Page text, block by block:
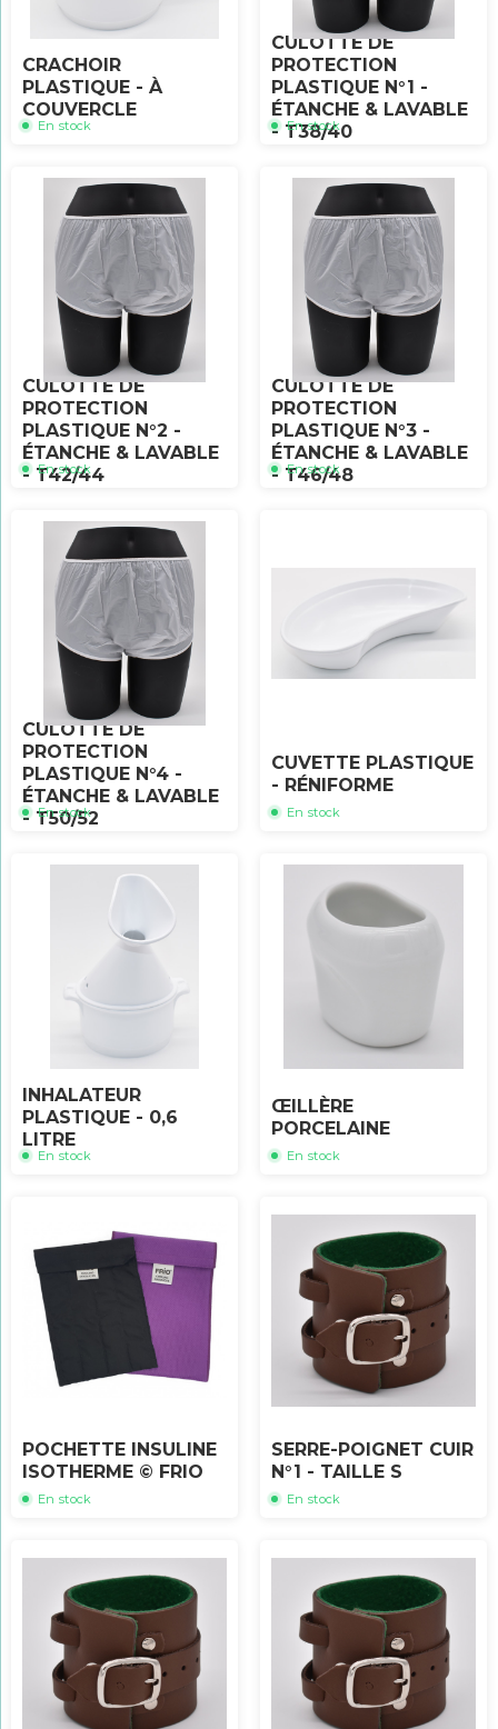
CRACHOIR
PLASTIQUE - À
COUVERCLE
En stock
CULOTTE DE
PROTECTION
PLASTIQUE N°1 -
ÉTANCHE & LAVABLE
- T38/40
En stock
CULOTTE DE
PROTECTION
PLASTIQUE N°2 -
ÉTANCHE & LAVABLE
- T42/44
En stock
CULOTTE DE
PROTECTION
PLASTIQUE N°3 -
ÉTANCHE & LAVABLE
- T46/48
En stock
CULOTTE DE
PROTECTION
PLASTIQUE N°4 -
ÉTANCHE & LAVABLE
- T50/52
En stock
CUVETTE PLASTIQUE
- RÉNIFORME
En stock
INHALATEUR
PLASTIQUE - 0,6
LITRE
En stock
ŒILLÈRE
PORCELAINE
En stock
POCHETTE INSULINE
ISOTHERME © FRIO
En stock
SERRE-POIGNET CUIR
N°1 - TAILLE S
En stock